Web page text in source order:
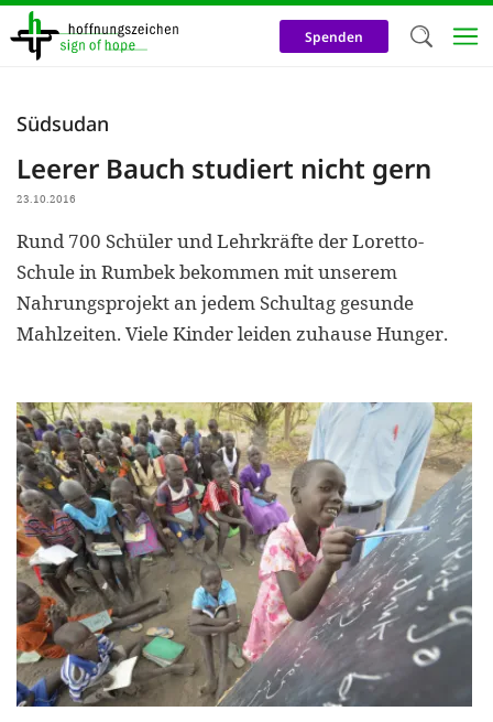
Direkt
zum
Inhalt
Spenden
Südsudan
Leerer Bauch studiert nicht gern
23.10.2016
Rund 700 Schüler und Lehrkräfte der Loretto-
Schule in Rumbek bekommen mit unserem
Nahrungsprojekt an jedem Schultag gesunde
Mahlzeiten. Viele Kinder leiden zuhause Hunger.
nutzen
Cookies zu
helfen
Online-
und